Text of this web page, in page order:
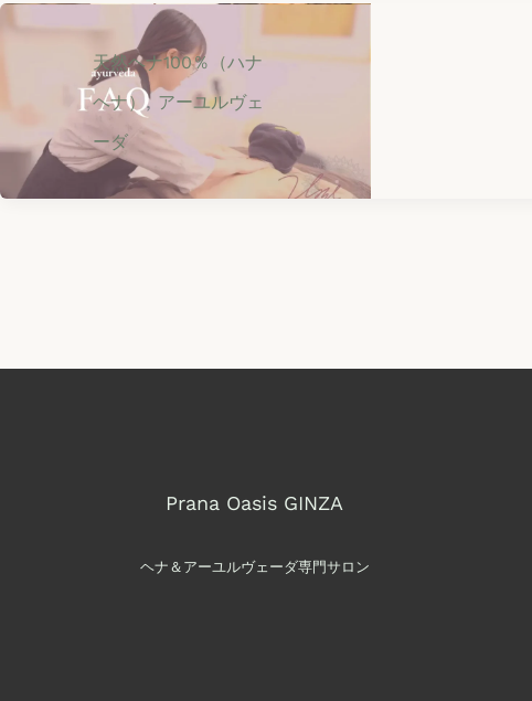
天然ヘナ100％（ハナ
ヘナ）, アーユルヴェ
ーダ
Prana Oasis GINZA
ヘナ＆アーユルヴェーダ専門サロン